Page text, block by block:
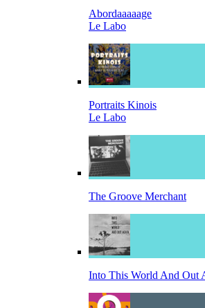
Abordaaaaage
Le Labo
Portraits Kinois
Le Labo
The Groove Merchant
Into This World And Out